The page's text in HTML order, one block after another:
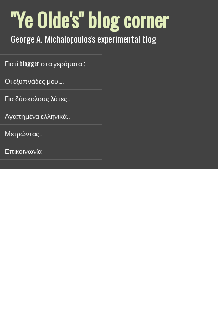
"Ye Olde's" blog corner
George A. Michalopoulos's experimental blog
Γιατί blogger στα γεράματα ;
Οι εξυπνάδες μου….
Για δύσκολους λύτες..
Αγαπημένα ελληνικά..
Μετρώντας..
Επικοινωνία